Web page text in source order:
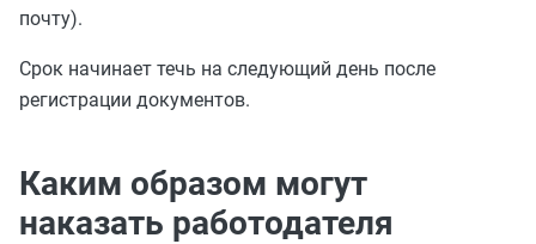
почту).
Срок начинает течь на следующий день после
регистрации документов.
Каким образом могут
наказать работодателя